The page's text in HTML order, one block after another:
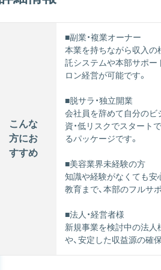
こんな
方にお
すすめ
■副業・複業オーナー
本業を持ちながら収入の
託システムや本部サポー
ロン経営が可能です。
■脱サラ・独立開業
会社員を辞めて自分のビ
資・低リスクでスタート
るパッケージです。
■美容業界未経験の方
知識や経験がなくても安
教育まで、本部のフルサ
■法人・経営者様
新規事業を検討中の法人
や、安定した収益源の確